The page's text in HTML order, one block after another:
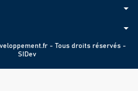
arrow_drop_down
arrow_drop_down
- Tous droits réservés -
SIDev